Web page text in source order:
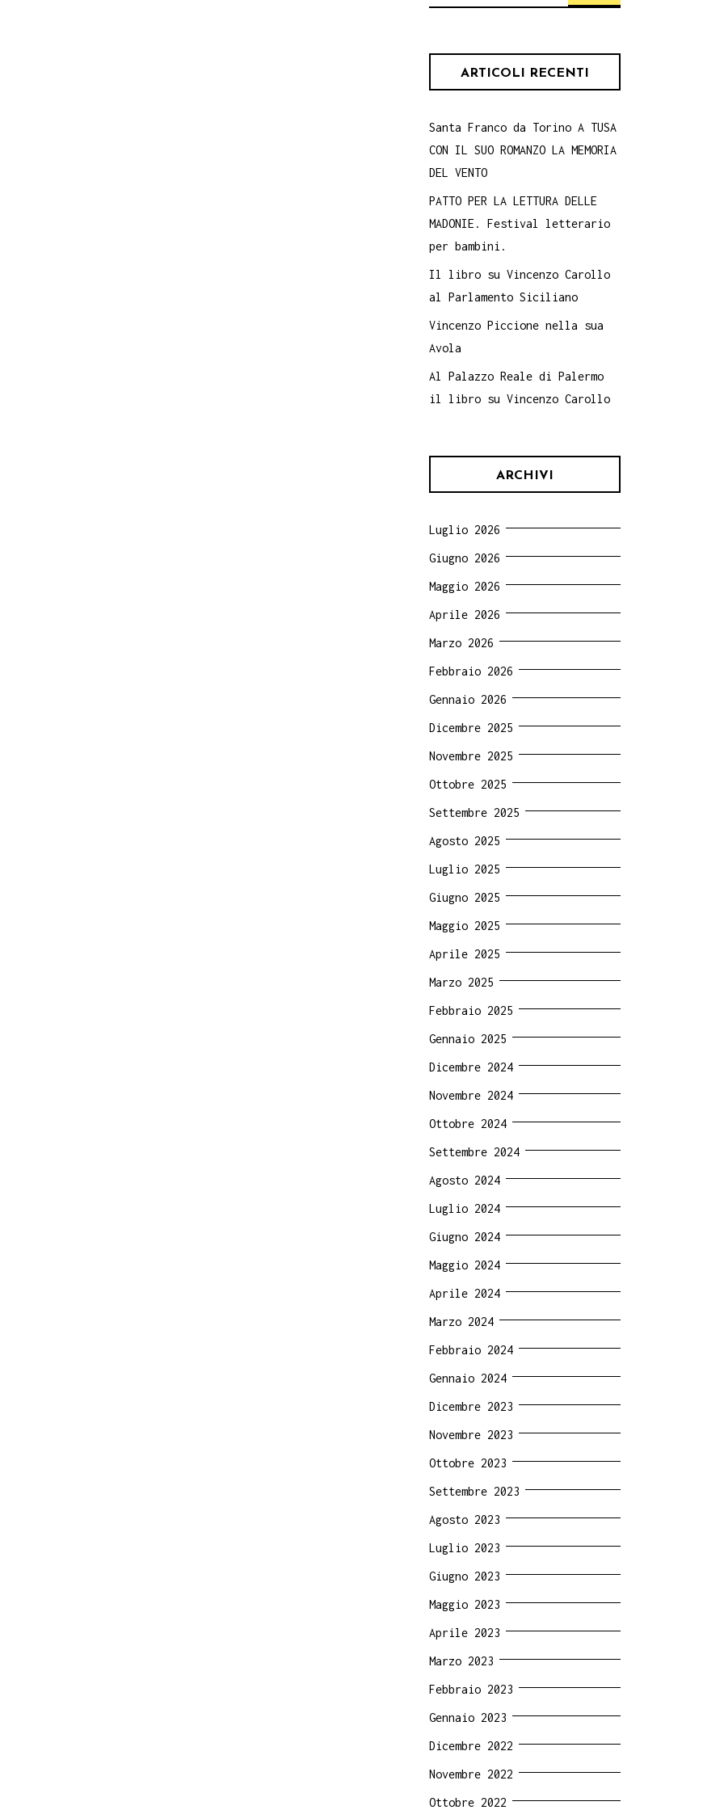
ARTICOLI RECENTI
Santa Franco da Torino A TUSA
CON IL SUO ROMANZO LA MEMORIA
DEL VENTO
PATTO PER LA LETTURA DELLE
MADONIE. Festival letterario
per bambini.
Il libro su Vincenzo Carollo
al Parlamento Siciliano
Vincenzo Piccione nella sua
Avola
Al Palazzo Reale di Palermo
il libro su Vincenzo Carollo
ARCHIVI
Luglio 2026
Giugno 2026
Maggio 2026
Aprile 2026
Marzo 2026
Febbraio 2026
Gennaio 2026
Dicembre 2025
Novembre 2025
Ottobre 2025
Settembre 2025
Agosto 2025
Luglio 2025
Giugno 2025
Maggio 2025
Aprile 2025
Marzo 2025
Febbraio 2025
Gennaio 2025
Dicembre 2024
Novembre 2024
Ottobre 2024
Settembre 2024
Agosto 2024
Luglio 2024
Giugno 2024
Maggio 2024
Aprile 2024
Marzo 2024
Febbraio 2024
Gennaio 2024
Dicembre 2023
Novembre 2023
Ottobre 2023
Settembre 2023
Agosto 2023
Luglio 2023
Giugno 2023
Maggio 2023
Aprile 2023
Marzo 2023
Febbraio 2023
Gennaio 2023
Dicembre 2022
Novembre 2022
Ottobre 2022